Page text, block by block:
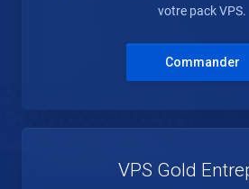
votre pack VPS.
Commander
VPS Gold